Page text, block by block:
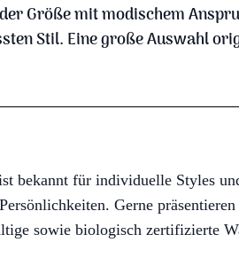
Größe mit modischem
Stil. Eine große Auswahl
bekannt für individuelle Styles
Gerne
sowie biologisch zertifizierte